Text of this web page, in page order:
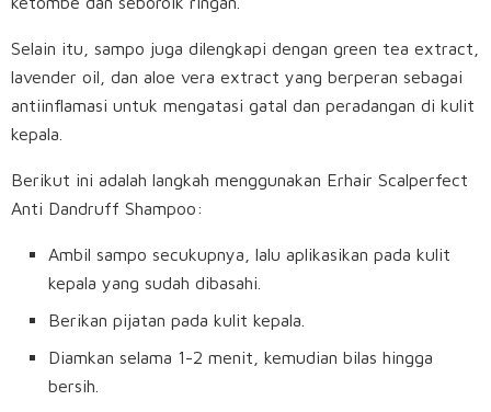
Selain itu, sampo juga dilengkapi dengan green tea extract,
lavender oil, dan aloe vera extract yang berperan sebagai
antiinflamasi untuk mengatasi gatal dan peradangan di kulit
kepala.
Berikut ini adalah langkah menggunakan Erhair Scalperfect
Anti Dandruff Shampoo:
Ambil sampo secukupnya, lalu aplikasikan pada kulit
kepala yang sudah dibasahi.
Berikan pijatan pada kulit kepala.
Diamkan selama 1-2 menit, kemudian bilas hingga
bersih.